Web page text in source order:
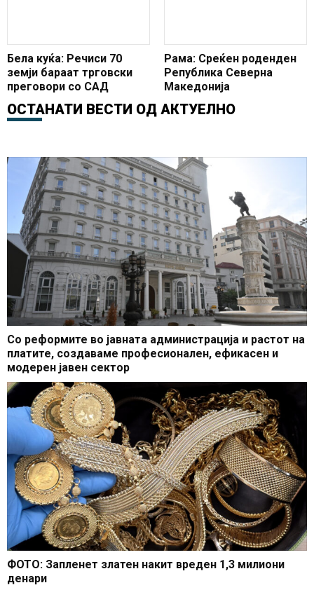
Бела куќа: Речиси 70
земји бараат трговски
преговори со САД
Рама: Среќен роденден
Република Северна
Македонија
ОСТАНАТИ ВЕСТИ ОД АКТУЕЛНО
Со реформите во јавната администрација и растот на
платите, создаваме професионален, ефикасен и
модерен јавен сектор
ФОТО: Запленет златен накит вреден 1,3 милиони
денари